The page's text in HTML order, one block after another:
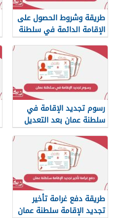
طريقة وشروط الحصول على
الإقامة الدائمة في سلطنة
عمان
رسوم تجديد الإقامة في
سلطنة عمان بعد التعديل
2026
طريقة دفع غرامة تأخير
تجديد الإقامة سلطنة عمان